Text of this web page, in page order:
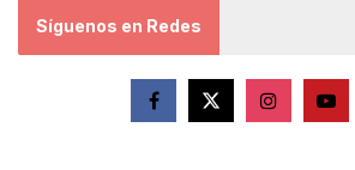
Síguenos en Redes